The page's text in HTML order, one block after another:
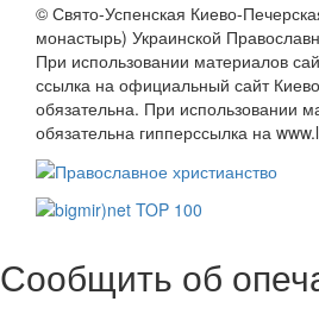
© Свято-Успенская Киево-
монастырь) Украинской
При использовании материалов
ссылка на официальный сайт
обязательна. При использовании
обязательна гипперссылка на
Сообщить об